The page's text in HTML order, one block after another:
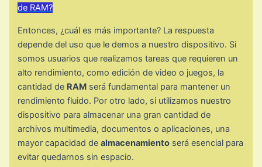
de RAM?
Entonces, ¿cuál es más importante? La respuesta
depende del uso que le demos a nuestro dispositivo. Si
somos usuarios que realizamos tareas que requieren un
alto rendimiento, como edición de video o juegos, la
cantidad de RAM será fundamental para mantener un
rendimiento fluido. Por otro lado, si utilizamos nuestro
dispositivo para almacenar una gran cantidad de
archivos multimedia, documentos o aplicaciones, una
mayor capacidad dealmacenamiento será esencial para
evitar quedarnos sin espacio.